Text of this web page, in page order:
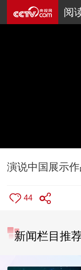
阅
演说中国展示
44
新闻栏目推